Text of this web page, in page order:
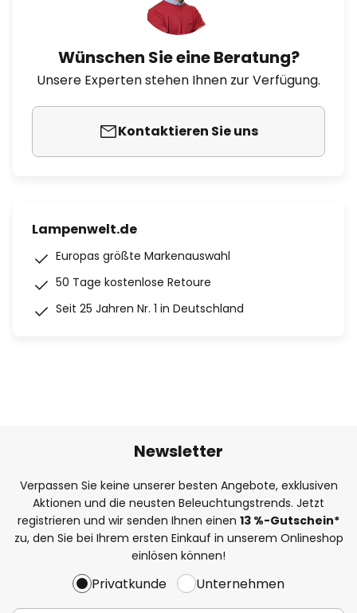
Wünschen Sie eine Beratung?
Unsere Experten stehen Ihnen zur Verfügung.
Kontaktieren Sie uns
Lampenwelt.de
Europas größte Markenauswahl
50 Tage kostenlose Retoure
Seit 25 Jahren Nr. 1 in Deutschland
Newsletter
Verpassen Sie keine unserer besten Angebote, exklusiven
Aktionen und die neusten Beleuchtungstrends. Jetzt
registrieren und wir senden Ihnen einen 13 %-Gutschein*
zu, den Sie bei Ihrem ersten Einkauf in unserem Onlineshop
einlösen können!
Privatkunde Unternehmen